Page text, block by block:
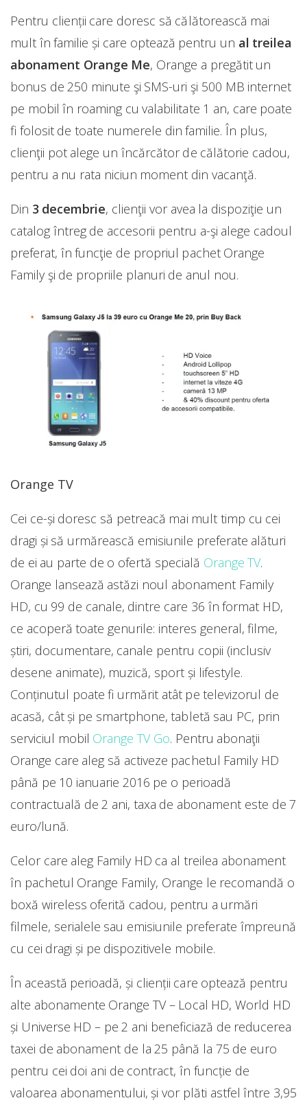
Pentru clienții care doresc să călătorească mai
mult în familie și care optează pentru un al treilea
abonament Orange Me, Orange a pregătit un
bonus de 250 minute şi SMS-uri şi 500 MB internet
pe mobil în roaming cu valabilitate 1 an, care poate
fi folosit de toate numerele din familie. În plus,
clienţii pot alege un încărcător de călătorie cadou,
pentru a nu rata niciun moment din vacanţă.
Din 3 decembrie, clienţii vor avea la dispoziţie un
catalog întreg de accesorii pentru a-şi alege cadoul
preferat, în funcţie de propriul pachet Orange
Family şi de propriile planuri de anul nou.
Orange TV
Cei ce-și doresc să petreacă mai mult timp cu cei
dragi și să urmărească emisiunile preferate alături
de ei au parte de o ofertă specială Orange TV.
Orange lansează astăzi noul abonament Family
HD, cu 99 de canale, dintre care 36 în format HD,
ce acoperă toate genurile: interes general, filme,
știri, documentare, canale pentru copii (inclusiv
desene animate), muzică, sport și lifestyle.
Conținutul poate fi urmărit atât pe televizorul de
acasă, cât și pe smartphone, tabletă sau PC, prin
serviciul mobil Orange TV Go. Pentru abonaţii
Orange care aleg să activeze pachetul Family HD
până pe 10 ianuarie 2016 pe o perioadă
contractuală de 2 ani, taxa de abonament este de 7
euro/lună.
Celor care aleg Family HD ca al treilea abonament
în pachetul Orange Family, Orange le recomandă o
boxă wireless oferită cadou, pentru a urmări
filmele, serialele sau emisiunile preferate împreună
cu cei dragi și pe dispozitivele mobile.
În această perioadă, și clienții care optează pentru
alte abonamente Orange TV – Local HD, World HD
și Universe HD – pe 2 ani beneficiază de reducerea
taxei de abonament de la 25 până la 75 de euro
pentru cei doi ani de contract, în funcție de
valoarea abonamentului, și vor plăti astfel între 3,95